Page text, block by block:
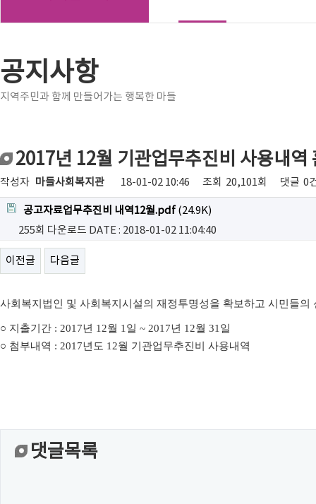
공지사항
지역주민과 함께 만들어가는 행복한 마들
2017년 12월 기관업무추진비 사용내역
작성자 마들사회복지관 18-01-02 10:46 조회 20,101회 댓글 0
공고자료업무추진비 내역12월.pdf (24.9K)
255회 다운로드 DATE : 2018-01-02 11:04:40
이전글 다음글
사회복지법인 및 사회복지시설의 재정투명성을 확보하고 시민들
○ 지출기간 : 2017년 12월 1일 ~ 2017년 12월 31일
○ 첨부내역 : 2017년도 12월 기관업무추진비 사용내역
댓글목록